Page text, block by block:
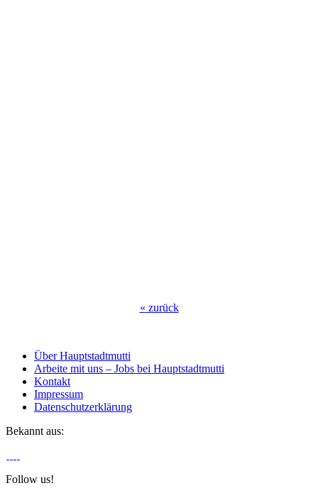
« zurück
Über Hauptstadtmutti
Arbeite mit uns – Jobs bei Hauptstadtmutti
Kontakt
Impressum
Datenschutzerklärung
Bekannt aus:
Follow us!